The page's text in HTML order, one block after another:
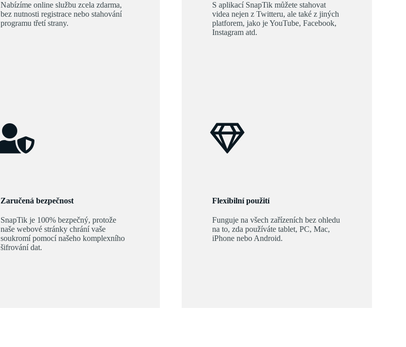
Nabízíme online službu zcela zdarma,
bez nutnosti registrace nebo stahování
programu třetí strany.
S aplikací SnapTik můžete stahovat
videa nejen z Twitteru, ale také z jiných
platforem, jako je YouTube, Facebook,
Instagram atd.
Zaručená bezpečnost
SnapTik je 100% bezpečný, protože
naše webové stránky chrání vaše
soukromí pomocí našeho komplexního
šifrování dat.
Flexibilní použití
Funguje na všech zařízeních bez ohledu
na to, zda používáte tablet, PC, Mac,
iPhone nebo Android.